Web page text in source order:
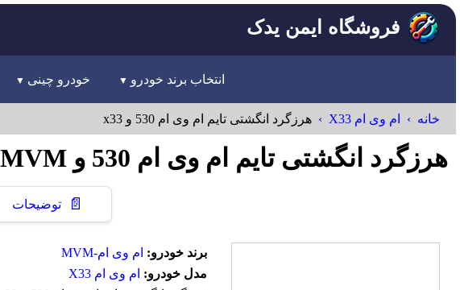
فروشگاه ایمن یدک
انتخاب برند خودرو خودرو چینی
خانه ام وی ام X33 هرزگرد انگشتی تایم ام وی ام 530 و x33
هرزگرد انگشتی تایم ام وی ام 530 و x33 MVM
📄 توضیحات
برند خودرو: ام وی ام-MVM
مدل خودرو: ام وی ام X33